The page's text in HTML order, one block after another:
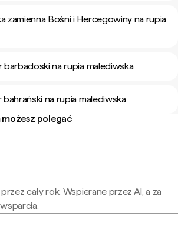
zamienna Bośni i Hercegowiny na rupia
na rupia malediwska
na rupia malediwska
polegać
cały rok. Wspierane przez AI, a za